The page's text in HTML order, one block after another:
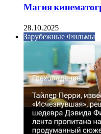
Магия
28.10.2025
Зарубежные Фильмы